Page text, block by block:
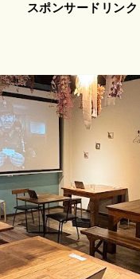
スポンサードリンク